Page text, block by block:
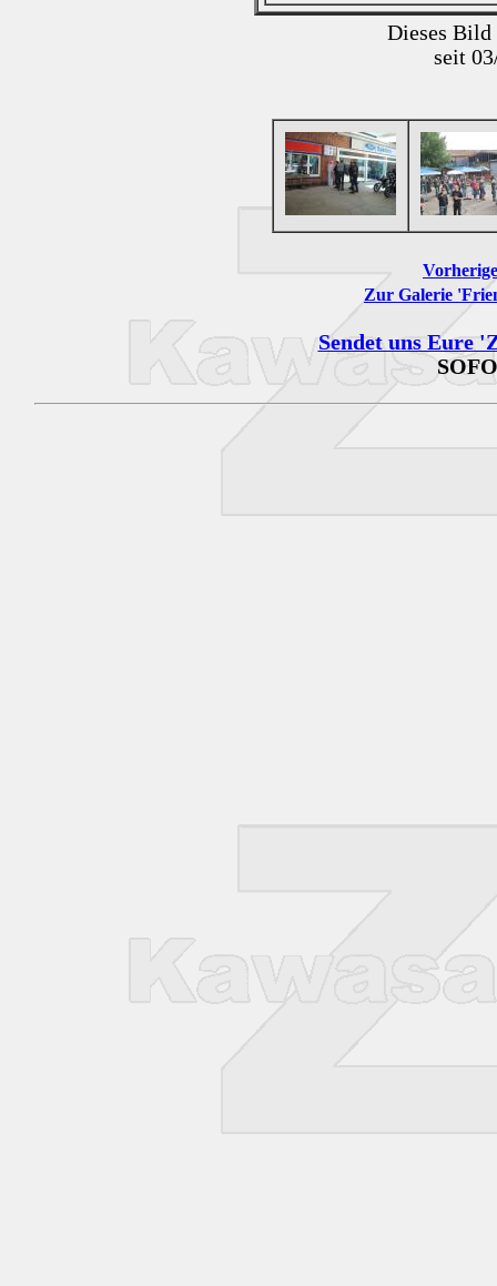
Dieses Bild
seit
Zur Galerie
Sendet uns Eure